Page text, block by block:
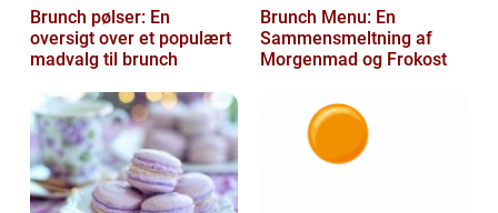
Brunch pølser: En
oversigt over et populært
madvalg til brunch
Brunch Menu: En
Sammensmeltning af
Morgenmad og Frokost